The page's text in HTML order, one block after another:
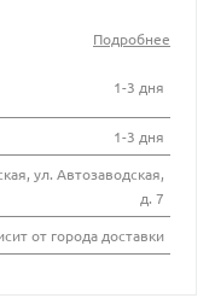
Подробнее
1-3 дня
1-3 дня
ул. Автозаводская,
д. 7
от города доставки